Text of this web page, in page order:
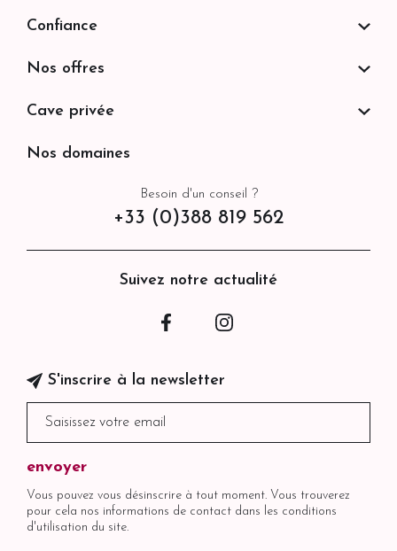
Besoin d'un conseil ?
+33 (0)388 819 562
Suivez notre actualité
Facebook
S'inscrire à la newsletter
Vous pouvez vous désinscrire à tout moment. Vous trouverez
pour cela nos informations de contact dans les conditions
d'utilisation du site.
Confiance
Nos offres
Cave privée
Nos domaines